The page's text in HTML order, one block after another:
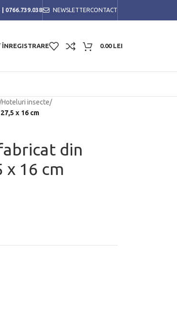
0766.739.038 NEWSLETTERCONTACT
0.00 LEI
/Hoteluri insecte/
x 16 cm
din
x 16 cm